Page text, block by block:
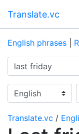
Translate.vc
English phrases
Translate.vc /